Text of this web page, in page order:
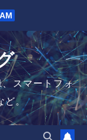
スマートフォ
ど。